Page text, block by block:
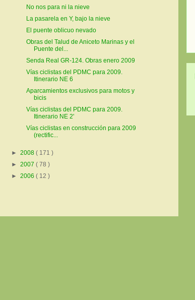
No nos para ni la nieve
La pasarela en Y, bajo la nieve
El puente oblicuo nevado
Obras del Talud de Aniceto Marinas y el
Puente del...
Senda Real GR-124. Obras enero 2009
Vías ciclistas del PDMC para 2009.
Itinerario NE 6
Aparcamientos exclusivos para motos y
bicis
Vías ciclistas del PDMC para 2009.
Itinerario NE 2'
Vías ciclistas en construcción para 2009
(rectific...
► 2008 ( 171 )
► 2007 ( 78 )
► 2006 ( 12 )